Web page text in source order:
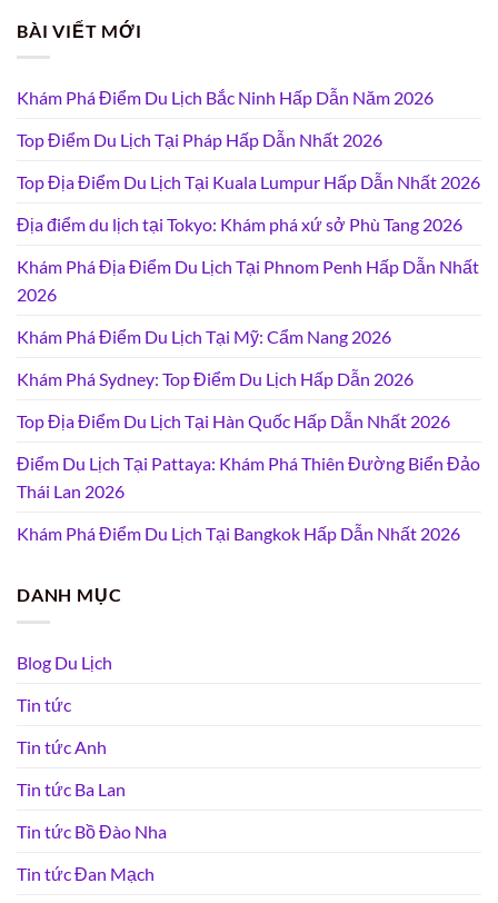
BÀI VIẾT MỚI
Khám Phá Điểm Du Lịch Bắc Ninh Hấp Dẫn Năm 2026
Top Điểm Du Lịch Tại Pháp Hấp Dẫn Nhất 2026
Top Địa Điểm Du Lịch Tại Kuala Lumpur Hấp Dẫn Nhất 2026
Địa điểm du lịch tại Tokyo: Khám phá xứ sở Phù Tang 2026
Khám Phá Địa Điểm Du Lịch Tại Phnom Penh Hấp Dẫn Nhất
2026
Khám Phá Điểm Du Lịch Tại Mỹ: Cẩm Nang 2026
Khám Phá Sydney: Top Điểm Du Lịch Hấp Dẫn 2026
Top Địa Điểm Du Lịch Tại Hàn Quốc Hấp Dẫn Nhất 2026
Điểm Du Lịch Tại Pattaya: Khám Phá Thiên Đường Biển Đảo
Thái Lan 2026
Khám Phá Điểm Du Lịch Tại Bangkok Hấp Dẫn Nhất 2026
DANH MỤC
Blog Du Lịch
Tin tức
Tin tức Anh
Tin tức Ba Lan
Tin tức Bồ Đào Nha
Tin tức Đan Mạch